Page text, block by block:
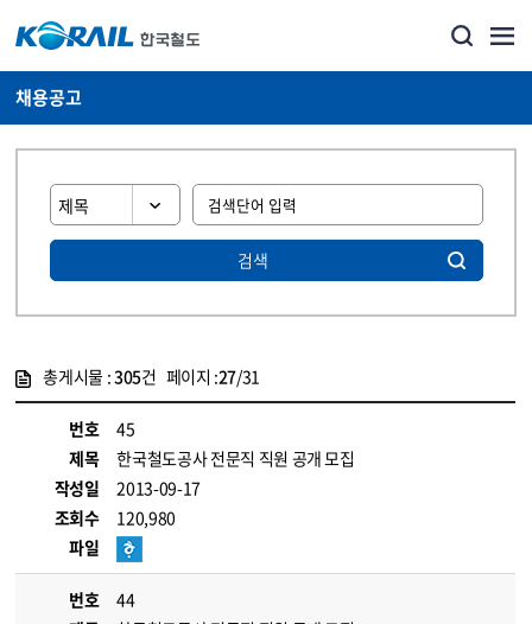
채용공고
검색
총게시물 :305건 페이지 :27/31
번호
45
제목
한국철도공사 전문직 직원 공개 모집
작성일
2013-09-17
조회수
120,980
파일
번호
44